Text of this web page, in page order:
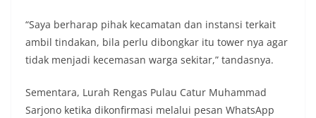
“Saya berharap pihak kecamatan dan instansi terkait
ambil tindakan, bila perlu dibongkar itu tower nya agar
tidak menjadi kecemasan warga sekitar,” tandasnya.
Sementara, Lurah Rengas Pulau Catur Muhammad
Sarjono ketika dikonfirmasi melalui pesan WhatsApp